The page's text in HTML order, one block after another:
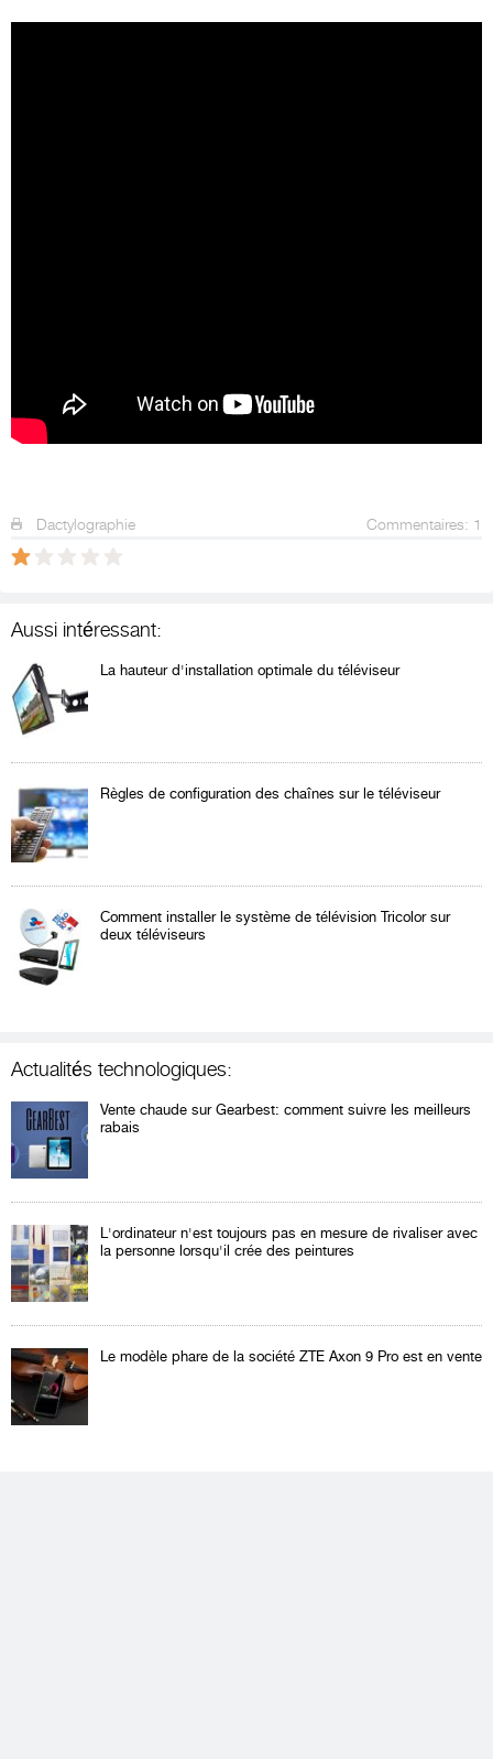
Dactylographie Commentaires: 1
Aussi intéressant:
La hauteur d'installation optimale du téléviseur
Règles de configuration des chaînes sur le téléviseur
Comment installer le système de télévision Tricolor sur
deux téléviseurs
Actualités technologiques:
Vente chaude sur Gearbest: comment suivre les meilleurs
rabais
L'ordinateur n'est toujours pas en mesure de rivaliser avec
la personne lorsqu'il crée des peintures
Le modèle phare de la société ZTE Axon 9 Pro est en vente